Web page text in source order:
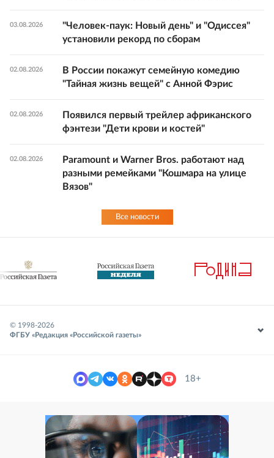
03.08.2026
"Человек-паук: Новый день" и "Одиссея"
установили рекорд по сборам
02.08.2026
В России покажут семейную комедию
"Тайная жизнь вещей" с Анной Фэрис
02.08.2026
Появился первый трейлер африканского
фэнтези "Дети крови и костей"
02.08.2026
Paramount и Warner Bros. работают над
разными ремейками "Кошмара на улице
Вязов"
Все новости
© 1998-2026
ФГБУ «Редакция «Российской газеты»
18+